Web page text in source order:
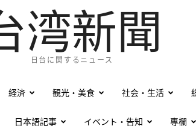
湾新聞
日台に関するニュース
経済 観光・美食 社会・生活
日本語記事 イベント・告知 專欄